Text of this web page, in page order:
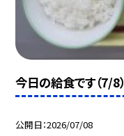
今日の給食です（7/8）
公開日 2026/07/08